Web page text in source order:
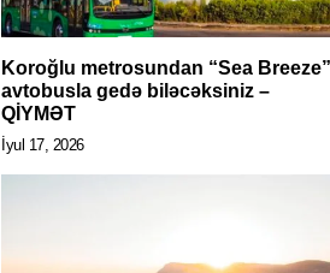
Koroğlu metrosundan “Sea
avtobusla gedə biləcəksiniz –
QİYMƏT
İyul 17, 2026